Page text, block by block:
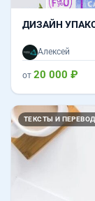
ДИЗАЙН
Алексей
от 20 000 ₽
ТЕКСТЫ И